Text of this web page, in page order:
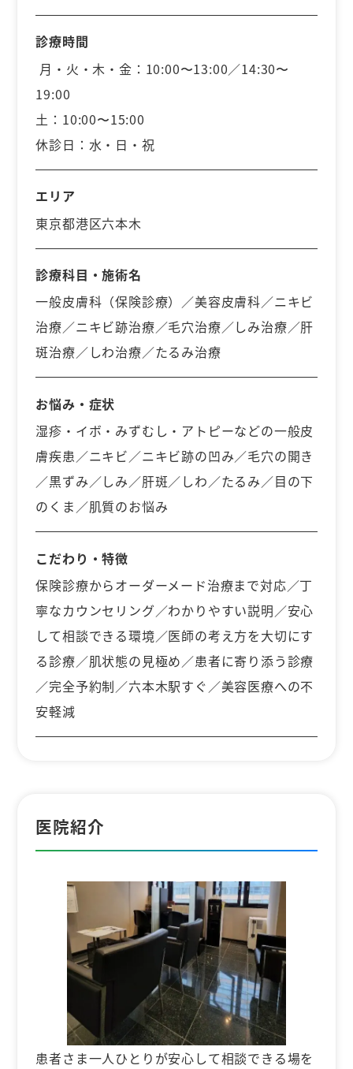
診療時間
月・火・木・金：10:00〜13:00／14:30〜
19:00
土：10:00〜15:00
休診日：水・日・祝
エリア
東京都港区六本木
診療科目・施術名
一般皮膚科（保険診療）／美容皮膚科／ニキビ
治療／ニキビ跡治療／毛穴治療／しみ治療／肝
斑治療／しわ治療／たるみ治療
お悩み・症状
湿疹・イボ・みずむし・アトピーなどの一般皮
膚疾患／ニキビ／ニキビ跡の凹み／毛穴の開き
／黒ずみ／しみ／肝斑／しわ／たるみ／目の下
のくま／肌質のお悩み
こだわり・特徴
保険診療からオーダーメード治療まで対応／丁
寧なカウンセリング／わかりやすい説明／安心
して相談できる環境／医師の考え方を大切にす
る診療／肌状態の見極め／患者に寄り添う診療
／完全予約制／六本木駅すぐ／美容医療への不
安軽減
医院紹介
患者さま一人ひとりが安心して相談できる場を